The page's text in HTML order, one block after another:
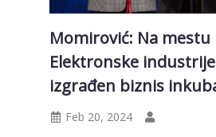
Momirović: Na mestu
Elektronske
izgrađen biznis
Feb 20, 2024